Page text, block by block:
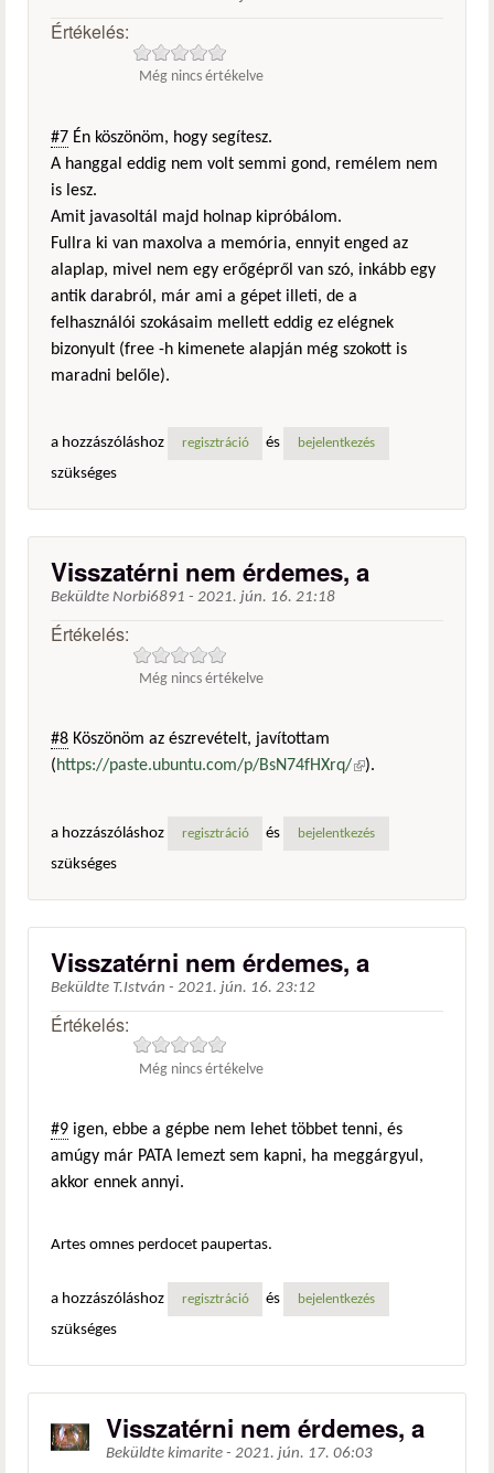
Értékelés:
Még nincs értékelve
#7 Én köszönöm, hogy segítesz.
A hanggal eddig nem volt semmi gond, remélem nem
is lesz.
Amit javasoltál majd holnap kipróbálom.
Fullra ki van maxolva a memória, ennyit enged az
alaplap, mivel nem egy erőgépről van szó, inkább egy
antik darabról, már ami a gépet illeti, de a
felhasználói szokásaim mellett eddig ez elégnek
bizonyult (free -h kimenete alapján még szokott is
maradni belőle).
a hozzászóláshoz regisztráció és bejelentkezés
szükséges
Visszatérni nem érdemes, a
Beküldte Norbi6891 - 2021. jún. 16. 21:18
Értékelés:
Még nincs értékelve
#8 Köszönöm az észrevételt, javítottam
(https://paste.ubuntu.com/p/BsN74fHXrq/(külső
).
a hozzászóláshoz regisztráció és bejelentkezés
szükséges
Visszatérni nem érdemes, a
Beküldte T.István - 2021. jún. 16. 23:12
Értékelés:
Még nincs értékelve
#9 igen, ebbe a gépbe nem lehet többet tenni, és
amúgy már PATA lemezt sem kapni, ha meggárgyul,
akkor ennek annyi.
Artes omnes perdocet paupertas.
a hozzászóláshoz regisztráció és bejelentkezés
szükséges
Visszatérni nem érdemes, a
Beküldte kimarite - 2021. jún. 17. 06:03